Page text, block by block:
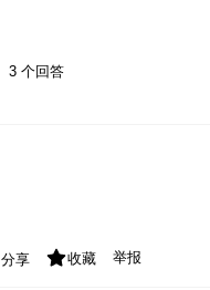
3 个回答
分享 收藏 举报